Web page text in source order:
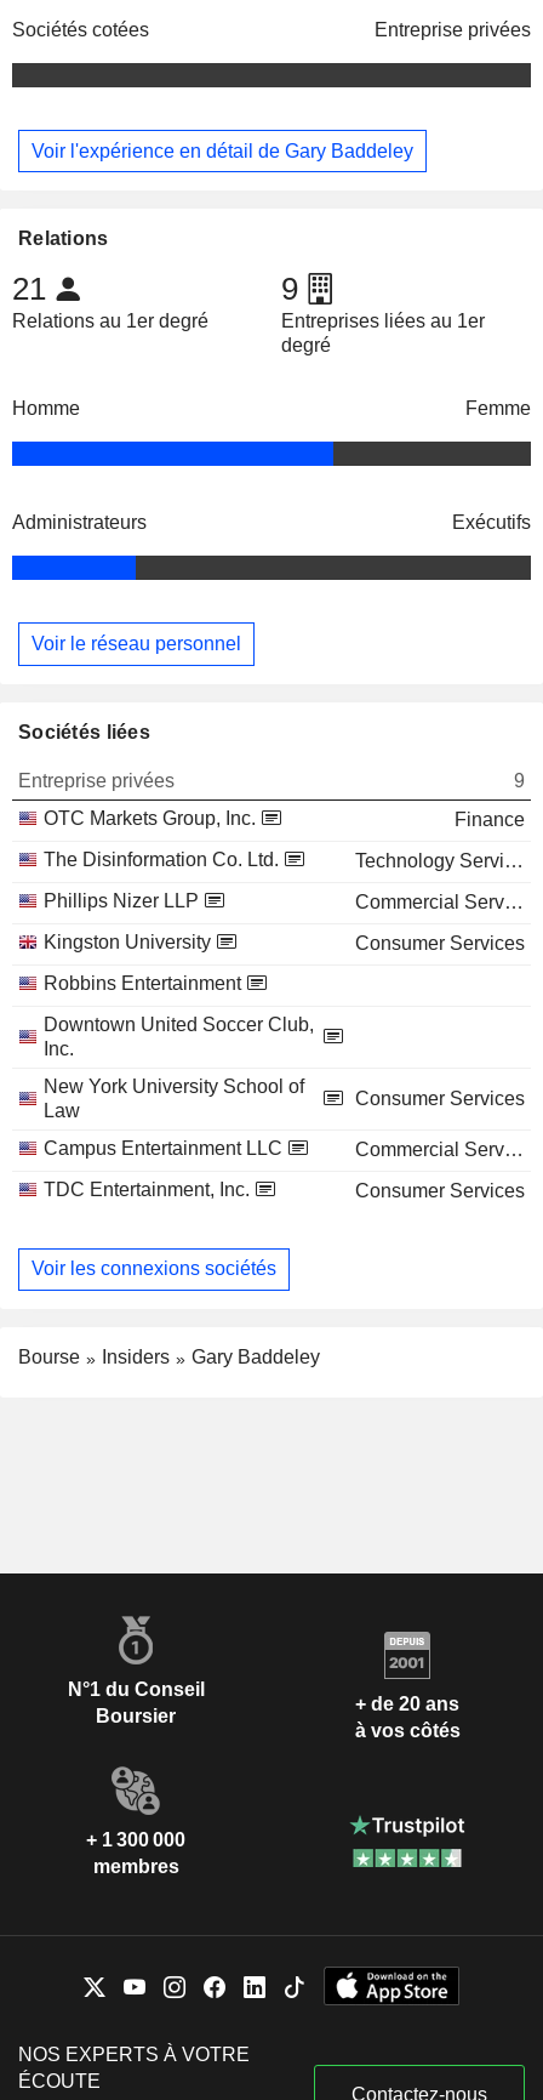
Sociétés cotées Entreprise privées
Voir l'expérience en détail de Gary Baddeley
Relations
21
Relations au 1er degré
9
Entreprises liées au 1er
degré
Homme Femme
Administrateurs Exécutifs
Voir le réseau personnel
Sociétés liées
Entreprise privées
9
OTC Markets Group, Inc.
Finance
The Disinformation Co. Ltd.
Technology Services
Phillips Nizer LLP
Commercial Services
Kingston University
Consumer Services
Robbins Entertainment
Downtown United Soccer Club,
Inc.
New York University School of
Law
Consumer Services
Campus Entertainment LLC
Commercial Services
TDC Entertainment, Inc.
Consumer Services
Voir les connexions sociétés
Bourse Insiders Gary Baddeley
N°1 du Conseil
Boursier
+ de 20 ans
à vos côtés
+ 1 300 000
membres
NOS EXPERTS À VOTRE
ÉCOUTE
Contactez-nous